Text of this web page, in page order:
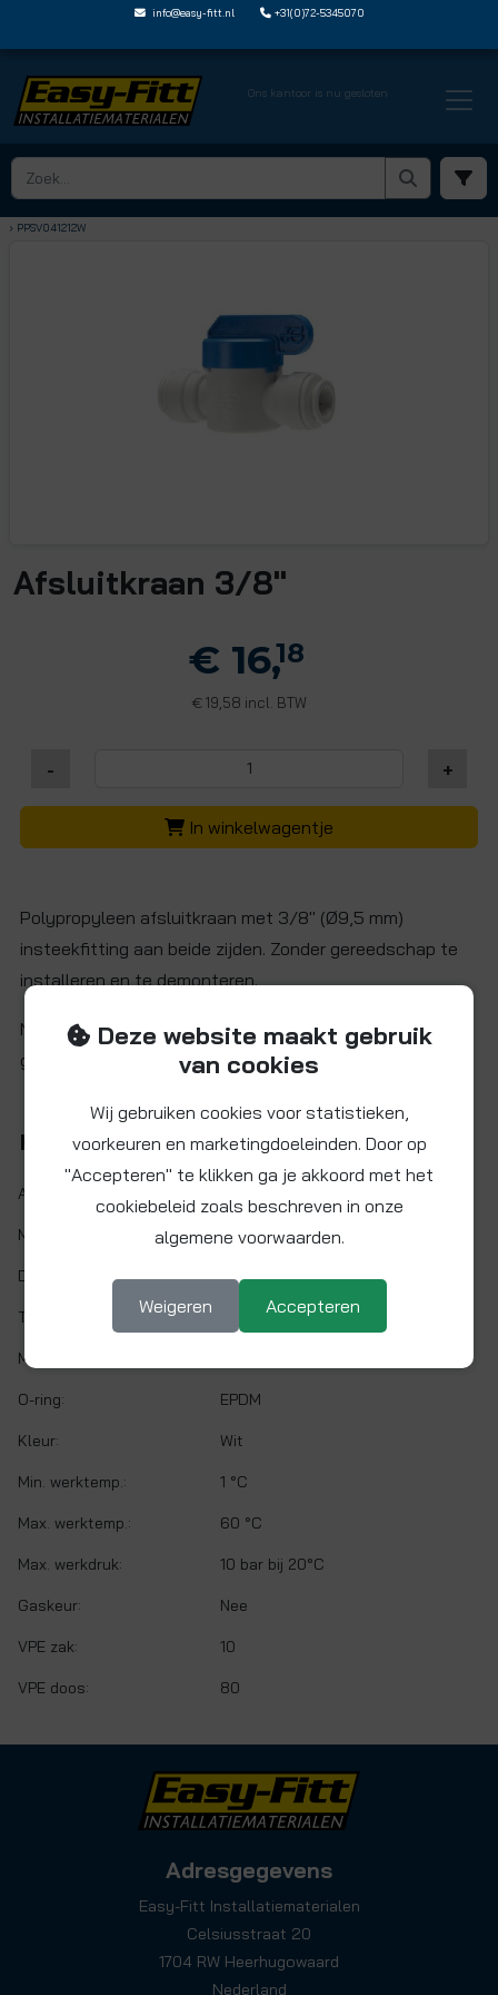
info@easy-fitt.nl +31(0)72-5345070
Ons kantoor is nu gesloten
HOME › KOGELKRANEN › KOGELKRANEN MET JOHN GUEST STEEKVERBINDING
› PPSV041212W
Afsluitkraan 3/8"
€ 16,18
€ 19,58 incl. BTW
- +
In winkelwagentje
Polypropyleen afsluitkraan met 3/8" (Ø9,5 mm)
insteekfitting aan beide zijden. Zonder gereedschap te
installeren en te demonteren.
Niet geschikt voor toepassing in perslucht, explosieve
gassen en vloeistoffen, of verwarmingssystemen.
Kenmerken
Artikelnr.:
Maat: Ø 3/8"
Demontabel: Ja
Twist&Lock:
Materiaal:
O-ring: EPDM
Kleur: Wit
Min. werktemp.: 1 °C
Max. werktemp.: 60 °C
Max. werkdruk: 10 bar bij 20°C
Gaskeur: Nee
VPE zak: 10
VPE doos: 80
Adresgegevens
Easy-Fitt Installatiematerialen
Celsiusstraat 20
1704 RW Heerhugowaard
Nederland
Deze website maakt gebruik
van cookies
Wij gebruiken cookies voor statistieken,
voorkeuren en marketingdoeleinden. Door op
"Accepteren" te klikken ga je akkoord met het
cookiebeleid zoals beschreven in onze
algemene voorwaarden.
Weigeren Accepteren